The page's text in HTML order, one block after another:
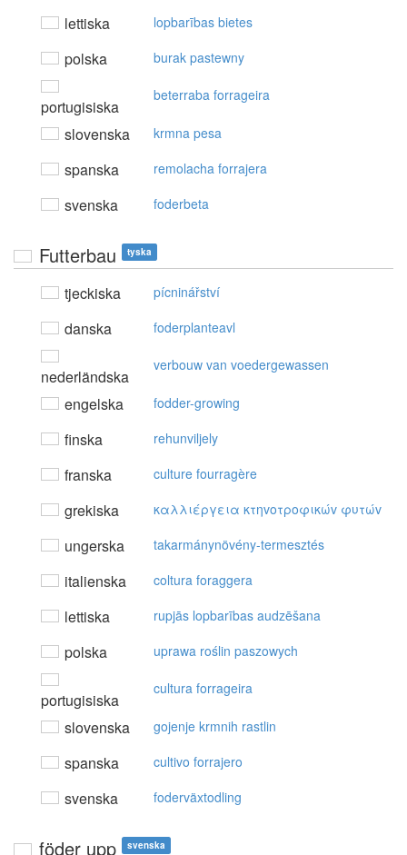
lettiska lopbarības bietes
polska burak pastewny
portugisiska
beterraba forrageira
slovenska krmna pesa
spanska remolacha forrajera
svenska foderbeta
Futterbau tyska
tjeckiska pícninářství
danska foderplanteavl
nederländska
verbouw van voedergewassen
engelska fodder-growing
finska rehunviljely
franska culture fourragère
grekiska καλλιέργεια κτηvoτρoφικώv φυτώv
ungerska takarmánynövény-termesztés
italienska coltura foraggera
lettiska rupjās lopbarības audzēšana
polska uprawa roślin paszowych
portugisiska
cultura forrageira
slovenska gojenje krmnih rastlin
spanska cultivo forrajero
svenska foderväxtodling
föder upp svenska